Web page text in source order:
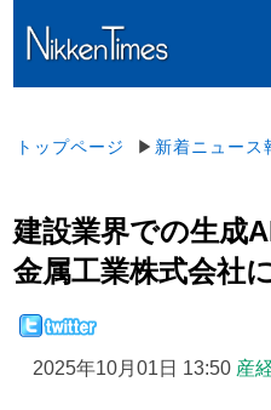
トップページ ▶ 新着ニュース
建設業界での生成
金属工業株式会社
2025年10月01日 13:50 産